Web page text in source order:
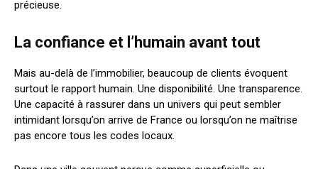
précieuse.
La confiance et l’humain avant tout
Mais au-delà de l’immobilier, beaucoup de clients évoquent
surtout le rapport humain. Une disponibilité. Une transparence.
Une capacité à rassurer dans un univers qui peut sembler
intimidant lorsqu’on arrive de France ou lorsqu’on ne maîtrise
pas encore tous les codes locaux.